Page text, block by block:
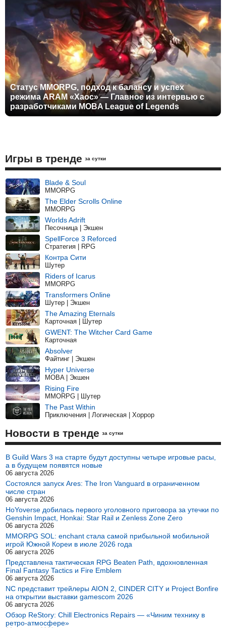
Статус MMORPG, подход к балансу и успех
режима ARAM «Хаос» — Главное из интервью с
разработчиками MOBA League of Legends
Игры в тренде за сутки
Blade & Soul
MMORPG
The Elder Scrolls Online
MMORPG
Worlds Adrift
Песочница | Экшен
SpellForce 3 Reforced
Стратегия | RPG
Контра Сити
Шутер
Riders of Icarus
MMORPG
Transformers Online
Шутер | Экшен
The Amazing Eternals
Карточная | Шутер
GWENT: The Witcher Card Game
Карточная
Absolver
Файтинг | Экшен
Hyper Universe
MOBA | Экшен
Rising Fire
MMORPG | Шутер
The Past Within
Приключения | Логическая | Хоррор
Новости в тренде за сутки
В Guild Wars 3 на старте будут доступны четыре игровые расы,
а в будущем появятся новые
06 августа 2026
Состоялся запуск Ares: The Iron Vanguard в ограниченном
числе стран
06 августа 2026
HoYoverse добилась первого уголовного приговора за утечки по
Genshin Impact, Honkai: Star Rail и Zenless Zone Zero
06 августа 2026
MMORPG SOL: enchant стала самой прибыльной мобильной
игрой Южной Кореи в июле 2026 года
06 августа 2026
Представлена тактическая RPG Beaten Path, вдохновленная
Final Fantasy Tactics и Fire Emblem
06 августа 2026
NC представит трейлеры AION 2, CINDER CITY и Project Bonfire
на открытии выставки gamescom 2026
06 августа 2026
Обзор ReStory: Chill Electronics Repairs — «Чиним технику в
ретро-атмосфере»